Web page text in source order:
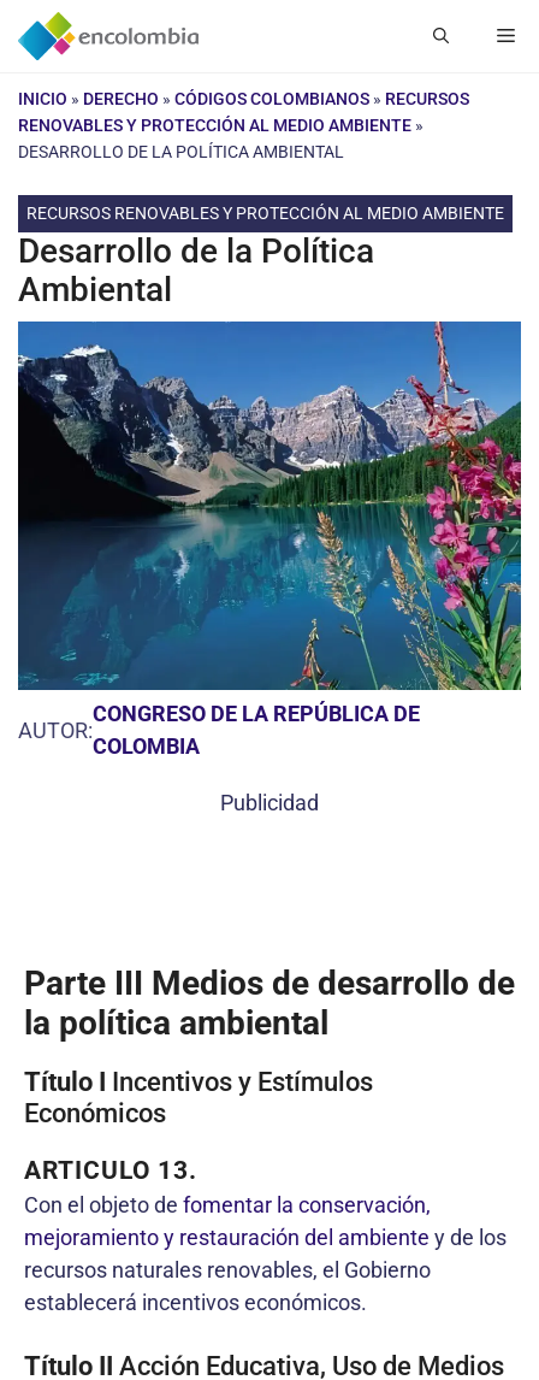
Saltar
INICIO » DERECHO » CÓDIGOS COLOMBIANOS » RECURSOS
RENOVABLES Y PROTECCIÓN AL MEDIO AMBIENTE »
DESARROLLO DE LA POLÍTICA AMBIENTAL
RECURSOS RENOVABLES Y PROTECCIÓN AL MEDIO AMBIENTE
Desarrollo de la Política
Ambiental
AUTOR:
CONGRESO DE LA REPÚBLICA DE
COLOMBIA
Publicidad
Parte III Medios de desarrollo de
la política ambiental
Título I
Incentivos y Estímulos
Económicos
ARTICULO 13.
Con el objeto de fomentar la conservación,
mejoramiento y restauración del ambiente y de los
recursos naturales renovables, el Gobierno
establecerá incentivos económicos.
Título II
Acción Educativa, Uso de Medios